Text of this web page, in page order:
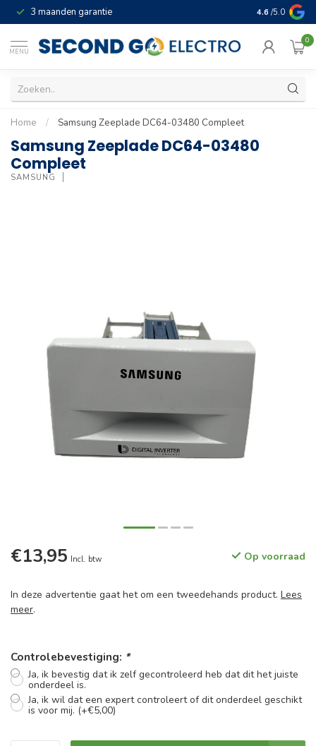
3 maanden garantie Geld terug
4.6 /5.0
MENU
0
Home / Samsung Zeeplade DC64-03480 Compleet
Samsung Zeeplade DC64-03480
Compleet
SAMSUNG
€13,95 Incl. btw Op voorraad
In deze advertentie gaat het om een tweedehands product. Lees
meer.
Controlebevestiging: *
Ja, ik bevestig dat ik zelf gecontroleerd heb dat dit het juiste
onderdeel is.
Ja, ik wil dat een expert controleert of dit onderdeel geschikt
is voor mij. (+€5,00)